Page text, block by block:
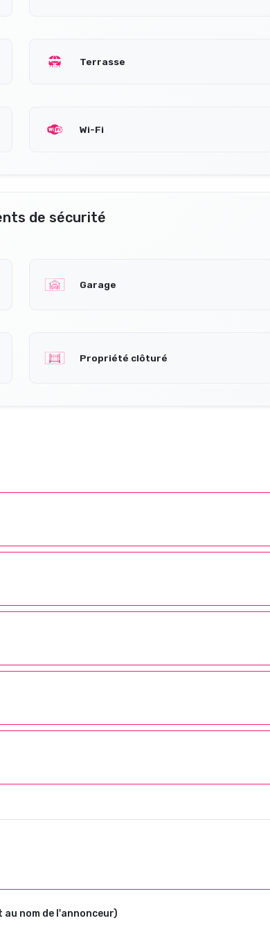
Terrasse
Wi-Fi
de sécurité
Garage
Propriété clôturé
nom de l'annonceur)